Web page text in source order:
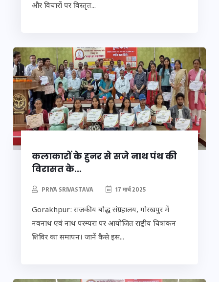
और विचारों पर विस्तृत...
कलाकारों के हुनर से सजे नाथ पंथ की
विरासत के...
PRIYA SRIVASTAVA 17 मार्च 2025
Gorakhpur: राजकीय बौद्ध संग्रहालय, गोरखपुर में
नवनाथ एवं नाथ परम्परा पर आयोजित राष्ट्रीय चित्रांकन
शिविर का समापन। जानें कैसे इस...